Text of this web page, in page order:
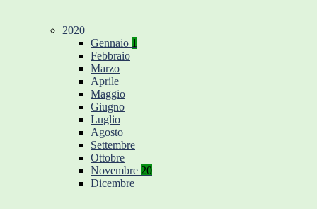
2020
Gennaio 1
Febbraio
Marzo
Aprile
Maggio
Giugno
Luglio
Agosto
Settembre
Ottobre
Novembre 20
Dicembre